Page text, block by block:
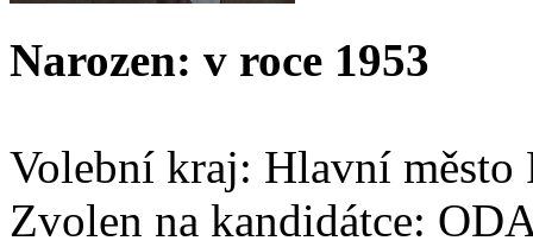
Narozen: v roce 1953
Volební kraj: Hlavní město
Zvolen na kandidátce: